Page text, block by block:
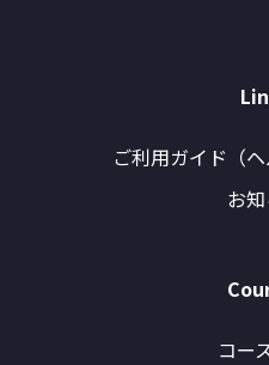
ご利用ガイド（ヘ
お
コー